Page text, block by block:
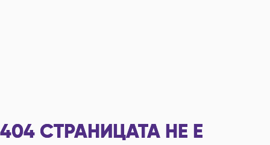
404 СТРАНИЦАТА НЕ Е